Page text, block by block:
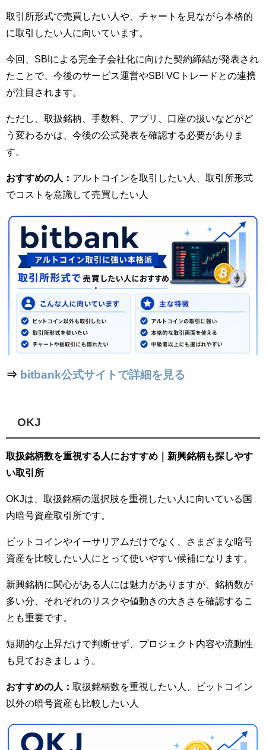
取引所形式で売買したい人や、チャートを見ながら本格的
に取引したい人に向いています。
今回、SBIによる完全子会社化に向けた契約締結が発表され
たことで、今後のサービス運営やSBI VCトレードとの連携
が注目されます。
ただし、取扱銘柄、手数料、アプリ、口座の扱いなどがど
う変わるかは、今後の公式発表を確認する必要がありま
す。
おすすめの人： アルトコインを取引したい人、取引所形式
でコストを意識して売買したい人
⇒ bitbank公式サイトで詳細を見る
OKJ
取扱銘柄数を重視する人におすすめ｜新興銘柄も探しやす
い取引所
OKJは、取扱銘柄の選択肢を重視したい人に向いている国
内暗号資産取引所です。
ビットコインやイーサリアムだけでなく、さまざまな暗号
資産を比較したい人にとって使いやすい候補になります。
新興銘柄に関心がある人には魅力がありますが、銘柄数が
多い分、それぞれのリスクや値動きの大きさを確認するこ
とも重要です。
短期的な上昇だけで判断せず、プロジェクト内容や流動性
も見ておきましょう。
おすすめの人： 取扱銘柄数を重視したい人、ビットコイン
以外の暗号資産も比較したい人